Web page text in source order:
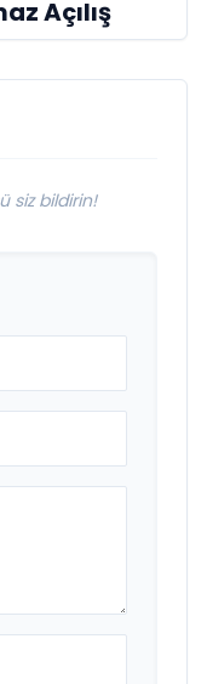
Açılış
siz bildirin!